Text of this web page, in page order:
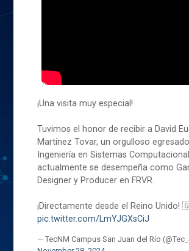
¡Una visita muy especial!
Tuvimos el honor de recibir a David
Martínez Tovar, un orgulloso
Ingeniería en Sistemas
actualmente se desempeña como
Designer y Producer en FRVR.
¡Directamente desde el Reino Unido!
pic.twitter.com/LmYJGXsCiJ
— TecNM Campus San Juan del Río